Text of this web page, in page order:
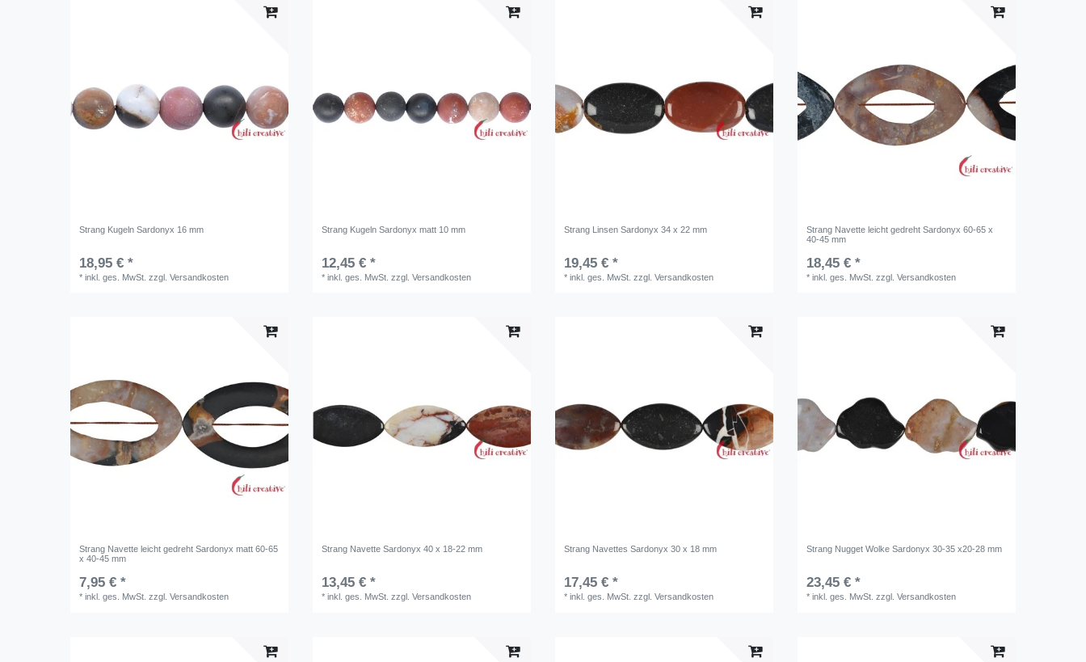
Strang Kugeln Sardonyx 16 mm
18,95 € *
*inkl. ges. MwSt. zzgl.Versandkosten
Strang Kugeln Sardonyx matt 10 mm
12,45 € *
*inkl. ges. MwSt. zzgl.Versandkosten
Strang Linsen Sardonyx 34 x 22 mm
19,45 € *
*inkl. ges. MwSt. zzgl.Versandkosten
Strang Navette leicht gedreht Sardonyx 60-65 x
40-45 mm
18,45 € *
*inkl. ges. MwSt. zzgl.Versandkosten
Strang Navette leicht gedreht Sardonyx matt 60-65
x 40-45 mm
7,95 € *
*inkl. ges. MwSt. zzgl.Versandkosten
Strang Navette Sardonyx 40 x 18-22 mm
13,45 € *
*inkl. ges. MwSt. zzgl.Versandkosten
Strang Navettes Sardonyx 30 x 18 mm
17,45 € *
*inkl. ges. MwSt. zzgl.Versandkosten
Strang Nugget Wolke Sardonyx 30-35 x20-28 mm
23,45 € *
*inkl. ges. MwSt. zzgl.Versandkosten